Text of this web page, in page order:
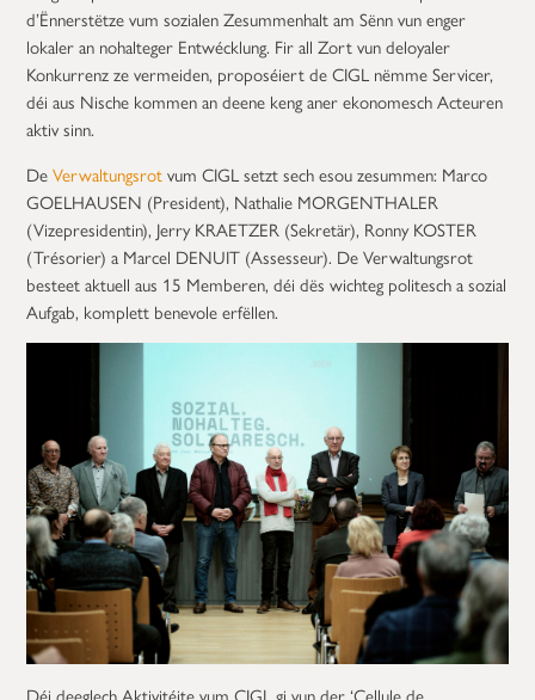
d’Ënnerstëtze vum sozialen Zesummenhalt am Sënn vun enger
lokaler an nohalteger Entwécklung. Fir all Zort vun deloyaler
Konkurrenz ze vermeiden, proposéiert de CIGL nëmme Servicer,
déi aus Nische kommen an deene keng aner ekonomesch Acteuren
aktiv sinn.
DeVerwaltungsrotvum CIGL setzt sech esou zesummen: Marco
GOELHAUSEN (President), Nathalie MORGENTHALER
(Vizepresidentin), Jerry KRAETZER (Sekretär), Ronny KOSTER
(Trésorier) a Marcel DENUIT (Assesseur). De Verwaltungsrot
besteet aktuell aus 15 Memberen, déi dës wichteg politesch a sozial
Aufgab, komplett benevole erfëllen.
Déi deeglech Aktivitéite vum CIGL gi vun der ‘Cellule de